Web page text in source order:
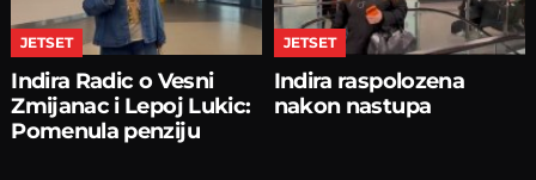
JETSET
Indira Radic o Vesni
Zmijanac i Lepoj Lukic:
Pomenula penziju
JETSET
Indira raspolozena
nakon nastupa